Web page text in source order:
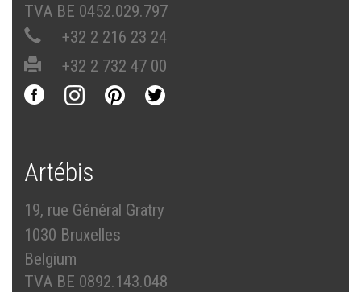
TVA BE 0452.029.797
+32 2 216 23 24
+32 2 732 47 00
Artébis
19, rue Général Gratry
1030 Bruxelles
Belgium
TVA BE 0892.143.048